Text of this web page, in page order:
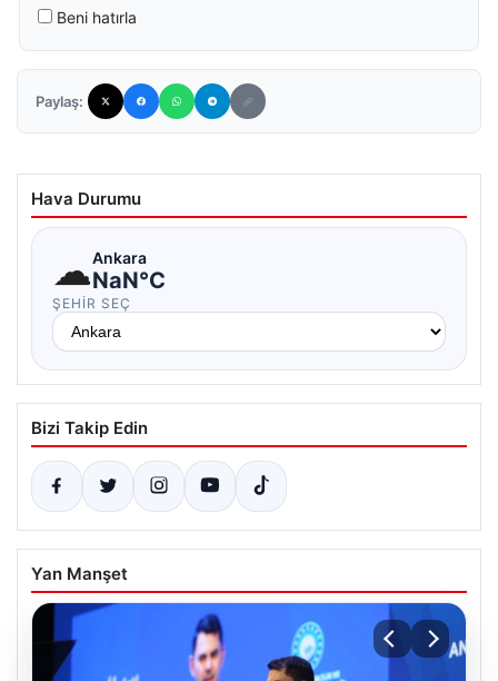
Beni hatırla
Paylaş:
Hava Durumu
☁Ankara
NaN°C
ŞEHIR SEÇ
Bizi Takip Edin
Yan Manşet